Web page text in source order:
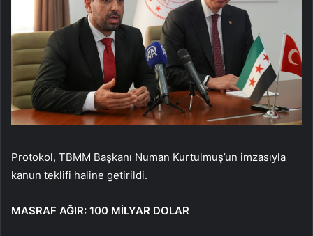
Protokol, TBMM Başkanı Numan Kurtulmuş’un imzasıyla
kanun teklifi haline getirildi.
MASRAF AĞIR: 100 MİLYAR DOLAR